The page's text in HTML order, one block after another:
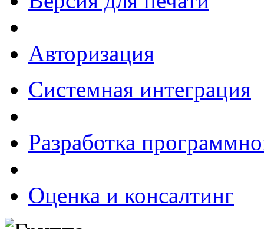
Авторизация
Системная интеграция
Разработка
Оценка и консалтинг